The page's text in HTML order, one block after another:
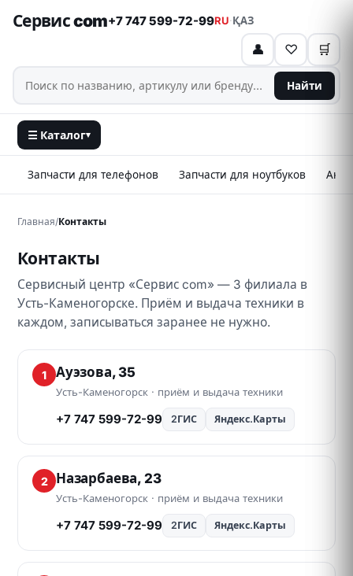
Сервис com
Найти
+7 747 599-72-99RU·ҚАЗ
👤 ♡ 🛒
☰ Каталог▾
Запчасти для телефонов Запчасти для ноутбуков
Главная/Контакты
Контакты
Сервисный центр «Сервис com» — 3 филиала в
Усть-Каменогорске. Приём и выдача техники в
каждом, записываться заранее не нужно.
1 Ауэзова, 35
Усть-Каменогорск · приём и выдача техники
+7 747 599-72-99 2ГИС Яндекс.Карты
2 Назарбаева, 23
Усть-Каменогорск · приём и выдача техники
+7 747 599-72-99 2ГИС Яндекс.Карты